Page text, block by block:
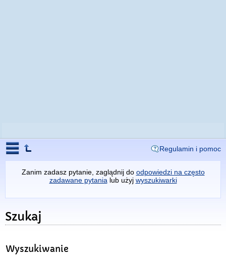
Regulamin i pomoc
Zanim zadasz pytanie, zaglądnij do odpowiedzi na często
zadawane pytania lub użyj wyszukiwarki
Szukaj
Wyszukiwanie